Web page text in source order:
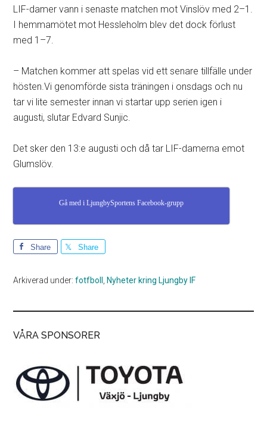
LIF-damer vann i senaste matchen mot Vinslöv med 2–1.
I hemmamötet mot Hessleholm blev det dock förlust
med 1–7.
– Matchen kommer att spelas vid ett senare tillfälle under
hösten.Vi genomförde sista träningen i onsdags och nu
tar vi lite semester innan vi startar upp serien igen i
augusti, slutar Edvard Sunjic.
Det sker den 13:e augusti och då tar LIF-damerna emot
Glumslöv.
Gå med i LjungbySportens Facebook-grupp
Share Share
Arkiverad under:fotfboll Nyheter kring Ljungby IF
VÅRA SPONSORER